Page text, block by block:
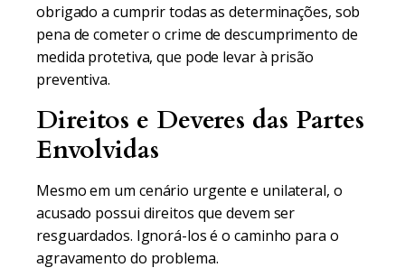
obrigado a cumprir todas as determinações, sob
pena de cometer o crime de descumprimento de
medida protetiva, que pode levar à prisão
preventiva.
Direitos e Deveres das Partes
Envolvidas
Mesmo em um cenário urgente e unilateral, o
acusado possui direitos que devem ser
resguardados. Ignorá-los é o caminho para o
agravamento do problema.